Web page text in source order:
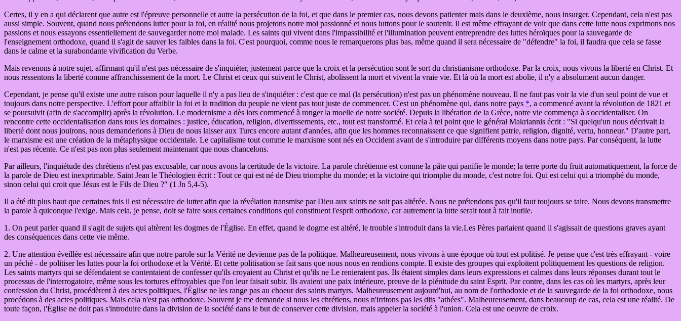
Certes, il y en a qui déclarent que autre est l'épreuve personnelle et autre la persécution de la foi, et que dans le premier cas, nous devons patienter mais dans le deuxième, nous insurger. Cependant, cela n'est pas
aussi simple. Souvent, quand nous prétendons lutter pour la foi, en réalité nous projetons notre moi passionné et nous luttons pour le soutenir. Il est même effrayant de voir que dans cette lutte nous exprimons nos
passions et nous essayons essentiellement de sauvegarder notre moi malade. Les saints qui vivent dans l'impassibilité et l'illumination peuvent entreprendre des luttes héroïques pour la sauvegarde de
l'enseignement orthodoxe, quand il s'agit de sauver les faibles dans la foi. C'est pourquoi, comme nous le remarquerons plus bas, même quand il sera nécessaire de "défendre" la foi, il faudra que cela se fasse
dans le calme et la surabondante vivification du Verbe.
Mais revenons à notre sujet, affirmant qu'il n'est pas nécessaire de s'inquiéter, justement parce que la croix et la persécution sont le sort du christianisme orthodoxe. Par la croix, nous vivons la liberté en Christ. Et
nous ressentons la liberté comme affranchissement de la mort. Le Christ et ceux qui suivent le Christ, abolissent la mort et vivent la vraie vie. Et là où la mort est abolie, il n'y a absolument aucun danger.
Cependant, je pense qu'il existe une autre raison pour laquelle il n'y a pas lieu de s'inquiéter : c'est que ce mal (la persécution) n'est pas un phénomène nouveau. Il ne faut pas voir la vie d'un seul point de vue et
toujours dans notre perspective. L'effort pour affaiblir la foi et la tradition du peuple ne vient pas tout juste de commencer. C'est un phénomène qui, dans notre pays *, a commencé avant la révolution de 1821 et
se poursuivit (afin de s'accomplir) après la révolution. Le modernisme a dès lors commencé à ronger la moelle de notre société. Depuis la libération de la Grèce, notre vie commença à s'occidentaliser. On
rencontre cette occidentalisation dans tous les domaines : justice, éducation, religion, divertissements, etc., tout est transformé. Et cela à tel point que le général Makriannis écrit : "Si quelqu'un nous décrivait la
liberté dont nous jouirons, nous demanderions à Dieu de nous laisser aux Turcs encore autant d'années, afin que les hommes reconnaissent ce que signifient patrie, religion, dignité, vertu, honneur." D'autre part,
le marxisme est une création de la métaphysique occidentale. Le capitalisme tout comme le marxisme sont nés en Occident avant de s'introduire par différents moyens dans notre pays. Par conséquent, la lutte
n'est pas récente. Ce n'est pas non plus seulement maintenant que nous chancelons.
Par ailleurs, l'inquiétude des chrétiens n'est pas excusable, car nous avons la certitude de la victoire. La parole chrétienne est comme la pâte qui panifie le monde; la terre porte du fruit automatiquement, la force de
la parole de Dieu est inexprimable. Saint Jean le Théologien écrit : Tout ce qui est né de Dieu triomphe du monde; et la victoire qui triomphe du monde, c'est notre foi. Qui est celui qui a triomphé du monde,
sinon celui qui croit que Jésus est le Fils de Dieu ?" (1 Jn 5,4-5).
Il a été dit plus haut que certaines fois il est nécessaire de lutter afin que la révélation transmise par Dieu aux saints ne soit pas altérée. Nous ne prétendons pas qu'il faut toujours se taire. Nous devons transmettre
la parole à quiconque l'exige. Mais cela, je pense, doit se faire sous certaines conditions qui constituent l'esprit orthodoxe, car autrement la lutte serait tout à fait inutile.
1. On peut parler quand il s'agit de sujets qui altèrent les dogmes de l'Église. En effet, quand le dogme est altéré, le trouble s'introduit dans la vie.Les Pères parlaient quand il s'agissait de questions graves ayant
des conséquences dans cette vie même.
2. Une attention éveillée est nécessaire afin que notre parole sur la Vérité ne devienne pas de la politique. Malheureusement, nous vivons à une époque où tout est politisé. Je pense que c'est très effrayant - voire
un péché - de politiser les luttes pour la foi orthodoxe et la Vérité. Et cette politisation se fait sans que nous nous en rendions compte. Il existe des groupes qui exploitent politiquement les questions de religion.
Les saints martyrs qui se défendaient se contentaient de confesser qu'ils croyaient au Christ et qu'ils ne Le renieraient pas. Ils étaient simples dans leurs expressions et calmes dans leurs réponses durant tout le
processus de l'interrogatoire, même sous les tortures effroyables que l'on leur faisait subir. Ils avaient une paix intérieure, preuve de la plénitude du saint Esprit. Par contre, dans les cas où les martyrs, après leur
confession du Christ, procédèrent à des actes politiques, l'Église ne les range pas au choeur des saints martyrs. Malheureusement aujourd'hui, au nom de l'orthodoxie et de la sauvegarde de la foi orthodoxe, nous
procédons à des actes politiques. Mais cela n'est pas orthodoxe. Souvent je me demande si nous les chrétiens, nous n'irritons pas les dits "athées". Malheureusement, dans beaucoup de cas, cela est une réalité. De
toute façon, l'Église ne doit pas s'introduire dans la division de la société dans le but de conserver cette division, mais appeler la société à l'union. Cela est une oeuvre de croix.